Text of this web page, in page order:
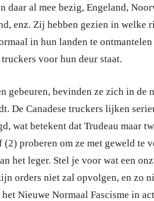
daar al mee bezig, Engeland,
enz. Zij hebben gezien in welke
in hun landen te
voor hun deur staat.
gebeuren, bevinden ze zich in
De Canadese truckers lijken
wat betekent dat Trudeau maar
(2) proberen om ze met geweld te
het leger. Stel je voor wat een
orders niet zal opvolgen, en zo
Nieuwe Normaal Fascisme in